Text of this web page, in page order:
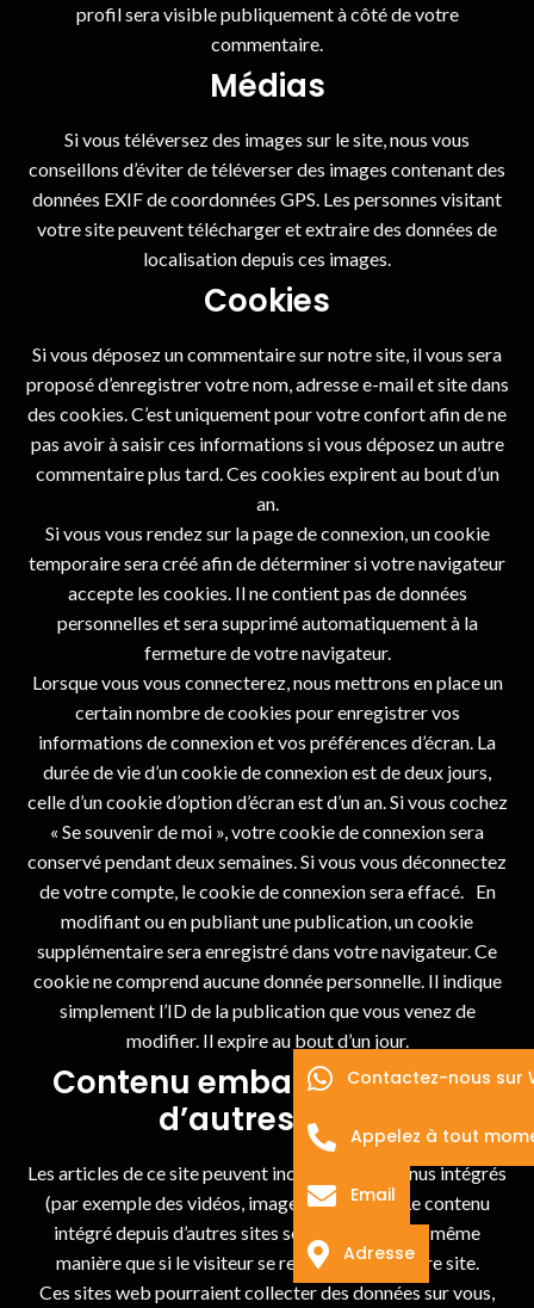
profil sera visible publiquement à côté de votre
commentaire.
Médias
Si vous téléversez des images sur le site, nous vous
conseillons d’éviter de téléverser des images contenant des
données EXIF de coordonnées GPS. Les personnes visitant
votre site peuvent télécharger et extraire des données de
localisation depuis ces images.
Cookies
Si vous déposez un commentaire sur notre site, il vous sera
proposé d’enregistrer votre nom, adresse e-mail et site dans
des cookies. C’est uniquement pour votre confort afin de ne
pas avoir à saisir ces informations si vous déposez un autre
commentaire plus tard. Ces cookies expirent au bout d’un
an.
Si vous vous rendez sur la page de connexion, un cookie
temporaire sera créé afin de déterminer si votre navigateur
accepte les cookies. Il ne contient pas de données
personnelles et sera supprimé automatiquement à la
fermeture de votre navigateur.
Lorsque vous vous connecterez, nous mettrons en place un
certain nombre de cookies pour enregistrer vos
informations de connexion et vos préférences d’écran. La
durée de vie d’un cookie de connexion est de deux jours,
celle d’un cookie d’option d’écran est d’un an. Si vous cochez
« Se souvenir de moi », votre cookie de connexion sera
conservé pendant deux semaines. Si vous vous déconnectez
de votre compte, le cookie de connexion sera effacé. En
modifiant ou en publiant une publication, un cookie
supplémentaire sera enregistré dans votre navigateur. Ce
cookie ne comprend aucune donnée personnelle. Il indique
simplement l’ID de la publication que vous venez de
modifier. Il expire au bout d’un jour.
Contenu embarqué depuis
d’autres sites
Les articles de ce site peuvent inclure des contenus intégrés
(par exemple des vidéos, images, articles…). Le contenu
intégré depuis d’autres sites se comporte de la même
manière que si le visiteur se rendait sur cet autre site.
Ces sites web pourraient collecter des données sur vous,
Contactez-nous sur
Appelez à tout
Email
Adresse